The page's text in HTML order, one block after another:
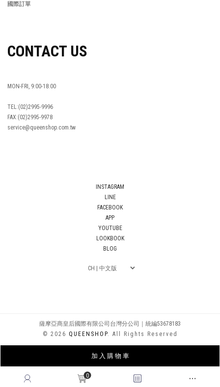
0
加 入 購 物 車
國際訂單
CONTACT US
MON-FRI, 9:00-18:00
TEL:(02)2995-9996
FAX:(02)2995-9978
service@queenshop.com.tw
INSTAGRAM
LINE
FACEBOOK
APP
YOUTUBE
LOOKBOOK
BLOG
薩摩亞商皇后國際有限公司台灣分公司｜統編53678183
© 2026 QUEENSHOP. All Rights Reserved